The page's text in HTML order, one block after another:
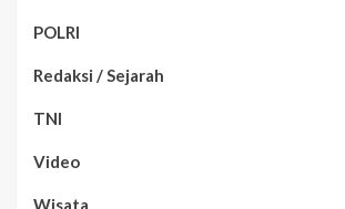
POLRI
Redaksi / Sejarah
TNI
Video
Wisata